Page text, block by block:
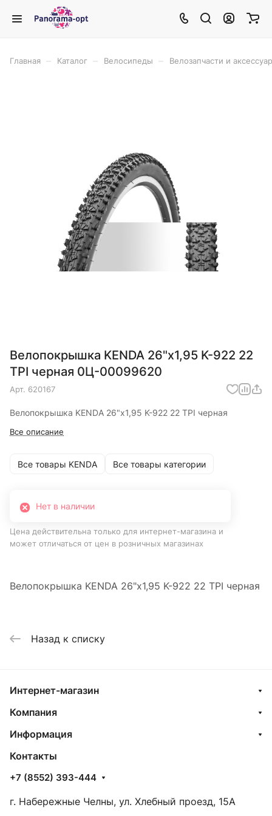
Главная Каталог Велосипеды Велозапчасти и
Велопокрышка KENDA 26"х1,95 K-922 22
TPI черная 0Ц-00099620
Арт. 620167
Велопокрышка KENDA 26"х1,95 K-922 22 TPI черная
Все описание
Все товары KENDA Все товары категории
Нет в наличии
Цена действительна только для интернет-магазина и
может отличаться от цен в розничных магазинах
Велопокрышка KENDA 26"х1,95 K-922 22 TPI черная
Назад к списку
Интернет-магазин
Компания
Информация
Контакты
+7 (8552) 393-444
г. Набережные Челны, ул. Хлебный проезд, 15А